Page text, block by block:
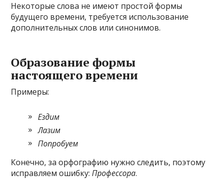
Некоторые слова не имеют простой формы
будущего времени, требуется использование
дополнительных слов или синонимов.
Образование формы
настоящего времени
Примеры:
Ездим
Лазим
Попробуем
Конечно, за орфографию нужно следить, поэтому
исправляем ошибку:Профессора.